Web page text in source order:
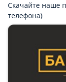
Скачайте
с телефона)